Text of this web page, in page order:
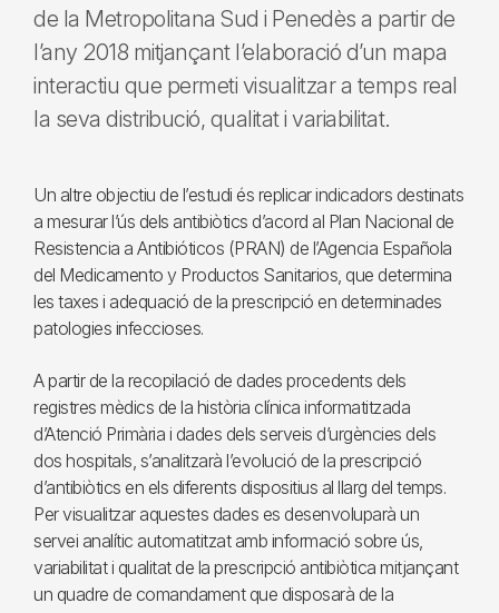
de la Metropolitana Sud i Penedès a partir de
l’any 2018 mitjançant l’elaboració d’un mapa
interactiu que permeti visualitzar a temps real
la seva distribució, qualitat i variabilitat.
Un altre objectiu de l’estudi és replicar indicadors destinats
a mesurar l’ús dels antibiòtics d’acord al Plan Nacional de
Resistencia a Antibióticos (PRAN) de l’Agencia Española
del Medicamento y Productos Sanitarios, que determina
les taxes i adequació de la prescripció en determinades
patologies infeccioses.
A partir de la recopilació de dades procedents dels
registres mèdics de la història clínica informatitzada
d’Atenció Primària i dades dels serveis d’urgències dels
dos hospitals, s’analitzarà l’evolució de la prescripció
d’antibiòtics en els diferents dispositius al llarg del temps.
Per visualitzar aquestes dades es desenvoluparà un
servei analític automatitzat amb informació sobre ús,
variabilitat i qualitat de la prescripció antibiòtica mitjançant
un quadre de comandament que disposarà de la